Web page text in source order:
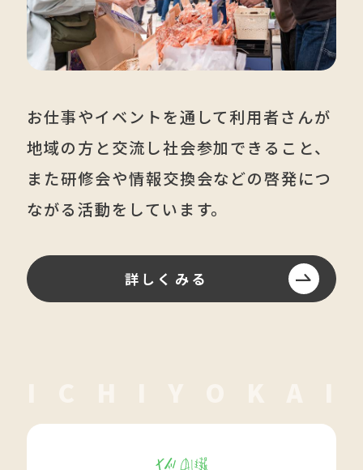
お仕事やイベントを通して利用者さんが
地域の方と交流し社会参加できること、
また研修会や情報交換会などの啓発につ
ながる活動をしています。
詳しくみる